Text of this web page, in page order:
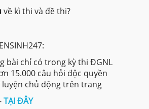
về kì thi và đề thi?
bài chỉ có trong kỳ thi ĐGNL
15.000 câu hỏi độc quyền
chủ động trên trang
TẠI ĐÂY